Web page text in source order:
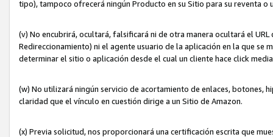
tipo), tampoco ofrecerá ningún Producto en su Sitio para su reventa o
(v) No encubrirá, ocultará, falsificará ni de otra manera ocultará el
Redireccionamiento) ni el agente usuario de la aplicación en la que
determinar el sitio o aplicación desde el cual un cliente hace click
(w) No utilizará ningún servicio de acortamiento de enlaces, botones,
claridad que el vínculo en cuestión dirige a un Sitio de Amazon.
(x) Previa solicitud, nos proporcionará una certificación escrita que